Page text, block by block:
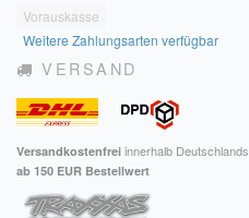
Vorauskasse
Weitere Zahlungsarten verfügbar
VERSAND
Versandkostenfrei innerhalb Deutschlands,
ab 150 EUR Bestellwert